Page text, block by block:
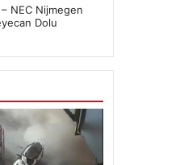
NEC Nijmegen
Dolu